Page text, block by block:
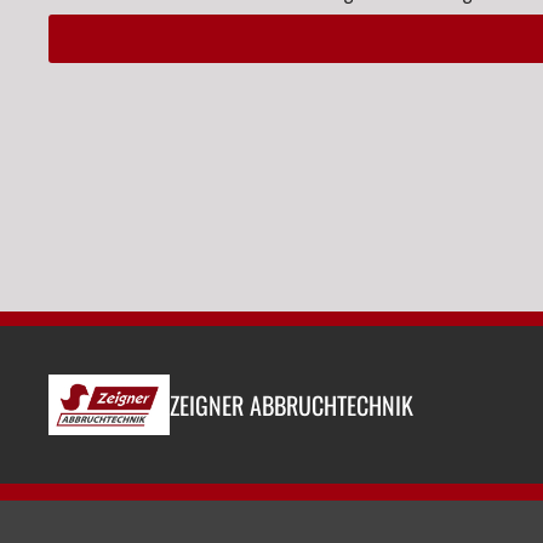
ZEIGNER ABBRUCHTECHNIK